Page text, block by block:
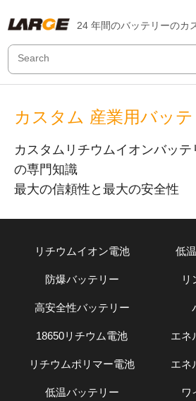
24 年間のバッテリーのカ
カスタム 産業用バッ
カスタムリチウムイオンバッ
の専門知識
最大の信頼性と最大の安全性
リチウムイオン電池 低
防爆バッテリー リ
高安全性バッテリー
18650リチウム電池 エネ
リチウムポリマー電池 エネ
低温バッテリー ワ